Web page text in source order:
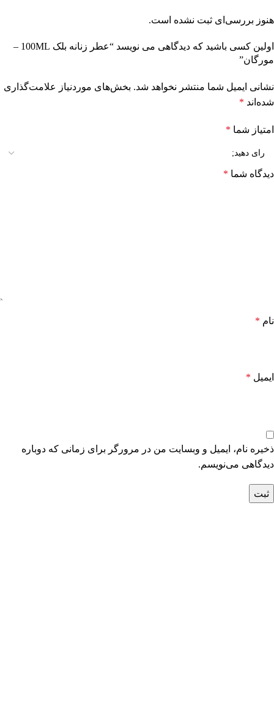
هنوز بررسی‌ای ثبت نشده است.
اولین کسی باشید که دیدگاهی می نویسد “عطر زنانه بلک 100ML –
مورگان”
نشانی ایمیل شما منتشر نخواهد شد. بخش‌های موردنیاز علامت‌گذاری
شده‌اند *
امتیاز شما *
دیدگاه شما *
نام *
ایمیل *
ذخیره نام، ایمیل و وبسایت من در مرورگر برای زمانی که دوباره
دیدگاهی می‌نویسم.